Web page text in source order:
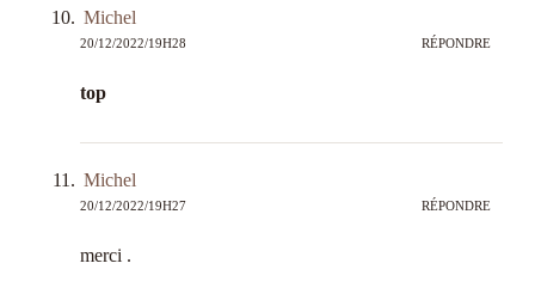
Michel
20/12/2022/19H28 RÉPONDRE
top
Michel
20/12/2022/19H27 RÉPONDRE
merci .